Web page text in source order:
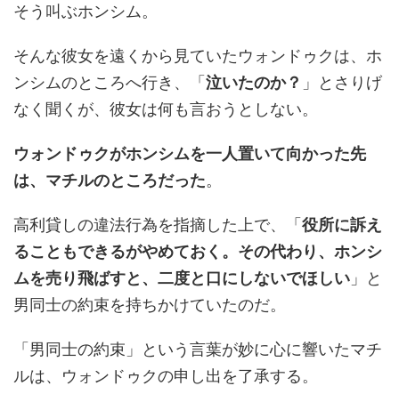
そう叫ぶホンシム。
そんな彼女を遠くから見ていたウォンドゥクは、ホ
ンシムのところへ行き、「泣いたのか？ 」とさりげ
なく聞くが、彼女は何も言おうとしない。
ウォンドゥクがホンシムを一人置いて向かった先
は、マチルのところだった。
高利貸しの違法行為を指摘した上で、「役所に訴え
ることもできるがやめておく。その代わり、ホンシ
ムを売り飛ばすと、二度と口にしないでほしい 」と
男同士の約束を持ちかけていたのだ。
「男同士の約束」という言葉が妙に心に響いたマチ
ルは、ウォンドゥクの申し出を了承する。